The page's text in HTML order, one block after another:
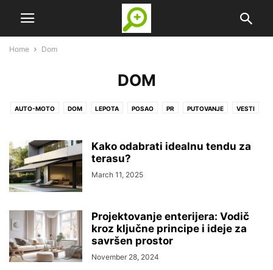
Home Dom
DOM
AUTO-MOTO DOM LEPOTA POSAO PR PUTOVANJE VESTI
Kako odabrati idealnu tendu za
terasu?
March 11, 2025
Projektovanje enterijera: Vodič
kroz ključne principe i ideje za
savršen prostor
November 28, 2024